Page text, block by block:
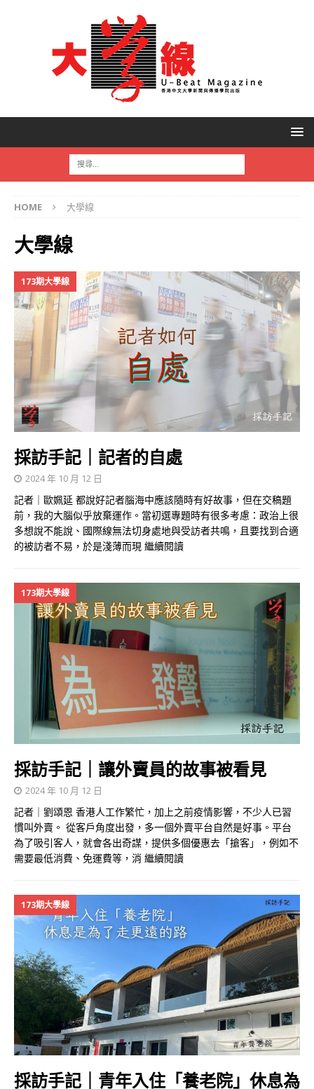
HOME 大學線
大學線
173期大學線
採訪手記｜記者的自處
2024 年 10 月 12 日
記者｜歐姵延 都說好記者腦海中應該隨時有好故事，但在交稿題
前，我的大腦似乎放棄運作。當初選專題時有很多考慮：政治上很
多想說不能說、國際線無法切身處地與受訪者共鳴，且要找到合適
的被訪者不易，於是淺薄而現 繼續閱讀
173期大學線
採訪手記｜讓外賣員的故事被看見
2024 年 10 月 12 日
記者｜劉頌恩 香港人工作繁忙，加上之前疫情影響，不少人已習
慣叫外賣。 從客戶角度出發，多一個外賣平台自然是好事。平台
為了吸引客人，就會各出奇謀，提供多個優惠去「搶客」，例如不
需要最低消費、免運費等，消 繼續閱讀
173期大學線
採訪手記｜青年入住「養老院」休息為